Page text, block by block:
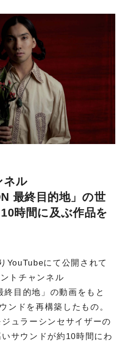
ネル
最終目的地」の世
時間に及ぶ作品を
YouTubeにて公開されて
トチャンネル
終目的地」の動画をもと
ンドを再構築したもの。
ュラーシンセサイザーの
サウンドが約10時間にわ